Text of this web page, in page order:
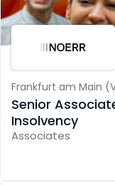
Frankfurt am Main (
Senior
Insolvency
Associates